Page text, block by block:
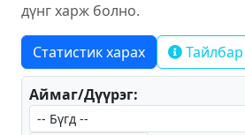
дүнг харж болно.
Статистик харах Тайлбар
Аймаг/Дүүрэг: